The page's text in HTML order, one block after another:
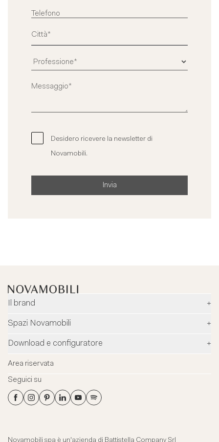
Desidero ricevere la newsletter di
Novamobili.
Invia
Il brand
+
Azienda
Designer
News
Spazi Novamobili
+
Rivenditori
Flagship Store Milano
Virtual Tour
Flagship Store Milano
Showroom aziendale
Download e configuratore
+
Configuratore
Schede tecniche
Area riservata
Seguici su
Novamobili spa è un'azienda di Battistella Company Srl